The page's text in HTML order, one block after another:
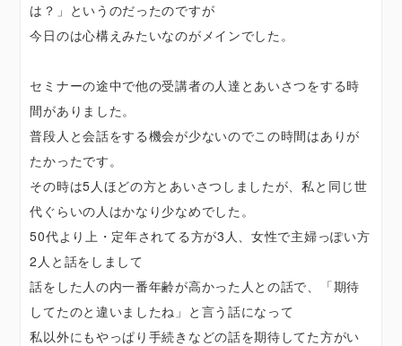
は？」というのだったのですが
今日のは心構えみたいなのがメインでした。
セミナーの途中で他の受講者の人達とあいさつをする時
間がありました。
普段人と会話をする機会が少ないのでこの時間はありが
たかったです。
その時は5人ほどの方とあいさつしましたが、私と同じ世
代ぐらいの人はかなり少なめでした。
50代より上・定年されてる方が3人、女性で主婦っぽい方
2人と話をしまして
話をした人の内一番年齢が高かった人との話で、「期待
してたのと違いましたね」と言う話になって
私以外にもやっぱり手続きなどの話を期待してた方がい